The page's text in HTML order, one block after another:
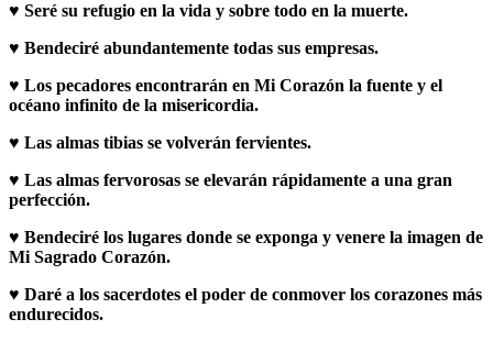
♥ Seré su refugio en la vida y sobre todo en la muerte.
♥ Bendeciré abundantemente todas sus empresas.
♥ Los pecadores encontrarán en Mi Corazón la fuente y el
océano infinito de la misericordia.
♥ Las almas tibias se volverán fervientes.
♥ Las almas fervorosas se elevarán rápidamente a una gran
perfección.
♥ Bendeciré los lugares donde se exponga y venere la imagen de
Mi Sagrado Corazón.
♥ Daré a los sacerdotes el poder de conmover los corazones más
endurecidos.